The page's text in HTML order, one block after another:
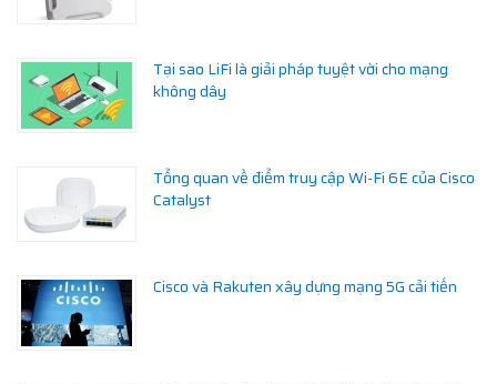
Tại sao LiFi là giải pháp tuyệt vời cho mạng
không dây
Tổng quan về điểm truy cập Wi-Fi 6E của Cisco
Catalyst
Cisco và Rakuten xây dựng mạng 5G cải tiến